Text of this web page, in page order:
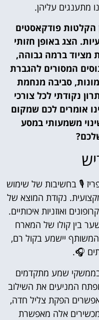
מתענגים עליהן.
הקלטות פודקאסטים
הצג באופן חזותי
מציוד ברמה גבוהה,
המסורים להגברת
סביבה מנחמת
נקודתי לכל צורכי
אומרים לכם שמקום
משמעותי במסע
🎙️ בחשיבות של שימוש
נקודת המוצא של
ואוזניות איכותיים.
בין קולו של המארח
המשותף יישמע בקול רם,
🎧.
בממשקי שמע מתקדמים
המניעים את השילוב
הפקת צליל חדה,
אלה מאפשרת